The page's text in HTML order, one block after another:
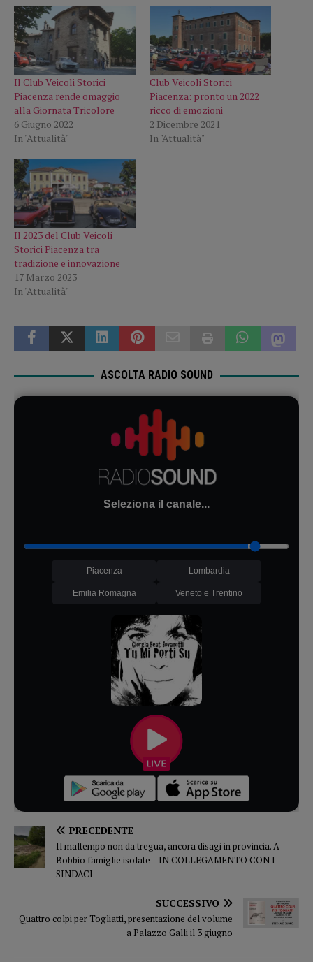
Il Club Veicoli Storici
Piacenza rende omaggio
alla Giornata Tricolore
6 Giugno 2022
In "Attualità"
Club Veicoli Storici
Piacenza: pronto un 2022
ricco di emozioni
2 Dicembre 2021
In "Attualità"
Il 2023 del Club Veicoli
Storici Piacenza tra
tradizione e innovazione
17 Marzo 2023
In "Attualità"
ASCOLTA RADIO SOUND
Seleziona il canale...
Piacenza Lombardia
Emilia Romagna Veneto e Trentino
PRECEDENTE
Il maltempo non da tregua, ancora disagi in provincia. A
Bobbio famiglie isolate – IN COLLEGAMENTO CON I
SINDACI
SUCCESSIVO
Quattro colpi per Togliatti, presentazione del volume
a Palazzo Galli il 3 giugno